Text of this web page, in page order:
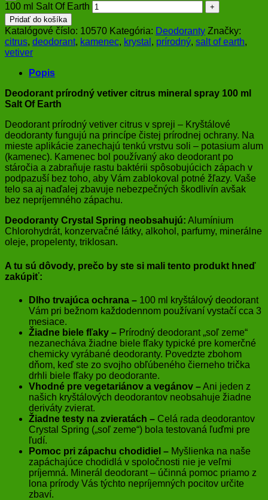
100 ml Salt Of Earth
Pridať do košíka
Katalógové číslo: 10570 Kategória: Deodoranty Značky:
citrus, deodorant, kamenec, krystal , prírodný, salt of earth,
vetiver
Popis
Deodorant prírodný vetiver citrus mineral spray 100 ml
Salt Of Earth
Deodorant prírodný vetiver citrus v spreji – Kryštálové
deodoranty fungujú na princípe čistej prírodnej ochrany. Na
mieste aplikácie zanechajú tenkú vrstvu soli – potasium alum
(kamenec). Kamenec bol používaný ako deodorant po
stáročia a zabraňuje rastu baktérii spôsobujúcich zápach v
podpazuší bez toho, aby Vám zablokoval potné žľazy. Vaše
telo sa aj naďalej zbavuje nebezpečných škodlivín avšak
bez nepríjemného zápachu.
Deodoranty Crystal Spring neobsahujú: Alumínium
Chlorohydrát, konzervačné látky, alkohol, parfumy, minerálne
oleje, propelenty, triklosan.
A tu sú dôvody, prečo by ste si mali tento produkt hneď
zakúpiť:
Dlho trvajúca ochrana – 100 ml kryštálový deodorant
Vám pri bežnom každodennom používaní vystačí cca 3
mesiace.
Žiadne biele fľaky – Prírodný deodorant „soľ zeme“
nezanecháva žiadne biele fľaky typické pre komerčné
chemicky vyrábané deodoranty. Povedzte zbohom
dňom, keď ste zo svojho obľúbeného čierneho trička
drhli biele fľaky po deodorante.
Vhodné pre vegetariánov a vegánov –Ani jeden z
našich kryštálových deodorantov neobsahuje žiadne
deriváty zvierat.
Žiadne testy na zvieratách – Celá rada deodorantov
Crystal Spring („soľ zeme“) bola testovaná ľuďmi pre
ľudí.
Pomoc pri zápachu chodidiel – Myšlienka na naše
zapáchajúce chodidlá v spoločnosti nie je veľmi
príjemná. Minerál deodorant – účinná pomoc priamo z
lona prírody Vás týchto nepríjemných pocitov určite
zbaví.